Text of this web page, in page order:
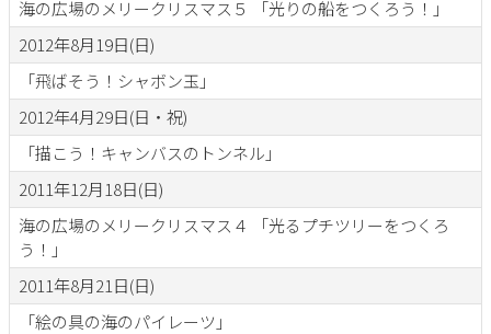
海の広場のメリークリスマス５ 「光りの船をつくろう！」
2012年8月19日(日)
「飛ばそう！シャボン玉」
2012年4月29日(日・祝)
「描こう！キャンバスのトンネル」
2011年12月18日(日)
海の広場のメリークリスマス４ 「光るプチツリーをつくろ
う！」
2011年8月21日(日)
「絵の具の海のパイレーツ」